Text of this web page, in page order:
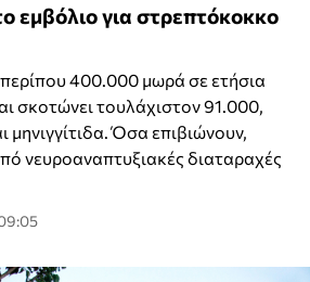
εμβόλιο για στρεπτόκοκκο
400.000 μωρά σε ετήσια
σκοτώνει τουλάχιστον 91.000,
Όσα επιβιώνουν,
νευροαναπτυξιακές διαταραχές